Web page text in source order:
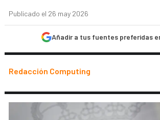
Publicado el 26 may 2026
Añadir a tus fuentes preferidas
Redacción Computing